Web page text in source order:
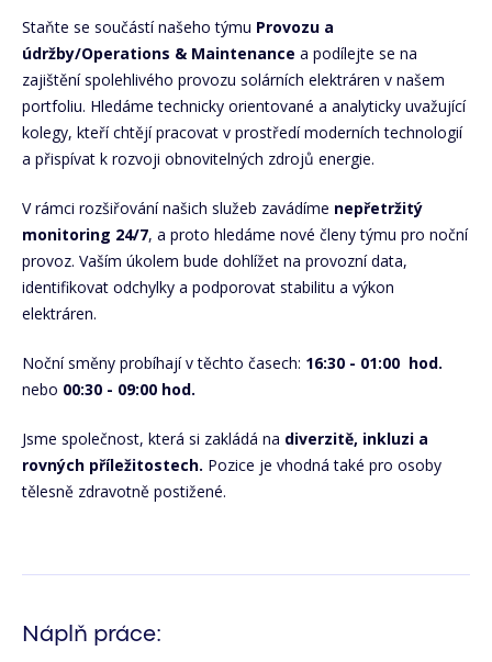
Staňte se součástí našeho týmu Provozu a
údržby/Operations & Maintenance a podílejte se na
zajištění spolehlivého provozu solárních elektráren v našem
portfoliu. Hledáme technicky orientované a analyticky uvažující
kolegy, kteří chtějí pracovat v prostředí moderních technologií
a přispívat k rozvoji obnovitelných zdrojů energie.
V rámci rozšiřování našich služeb zavádíme nepřetržitý
monitoring 24/7, a proto hledáme nové členy týmu pro noční
provoz. Vaším úkolem bude dohlížet na provozní data,
identifikovat odchylky a podporovat stabilitu a výkon
elektráren.
Noční směny probíhají v těchto časech: 16:30 - 01:00 hod.
nebo 00:30 - 09:00 hod.
Jsme společnost, která si zakládá na diverzitě, inkluzi a
rovných příležitostech. Pozice je vhodná také pro osoby
tělesně zdravotně postižené.
Náplň práce: